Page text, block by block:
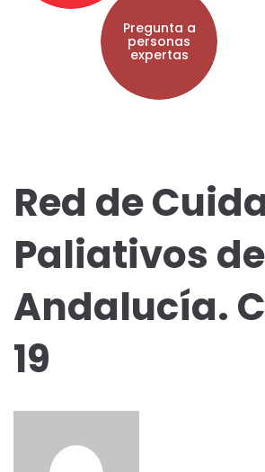
Pregunta a
personas
expertas
Red de
Paliativos de
Andalucía.
19